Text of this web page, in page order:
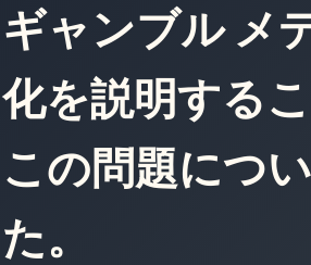
ギャンブル メ
化を説明する
この問題につ
た。